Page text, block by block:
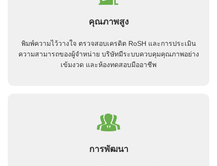
คุณภาพสูง
พิมพ์ความไว้วางใจ ตรวจสอบเครดิต RoSH และการประเมิน
ความสามารถของผู้จําหน่าย บริษัทมีระบบควบคุมคุณภาพอย่าง
เข้มงวด และห้องทดสอบมืออาชีพ
การพัฒนา